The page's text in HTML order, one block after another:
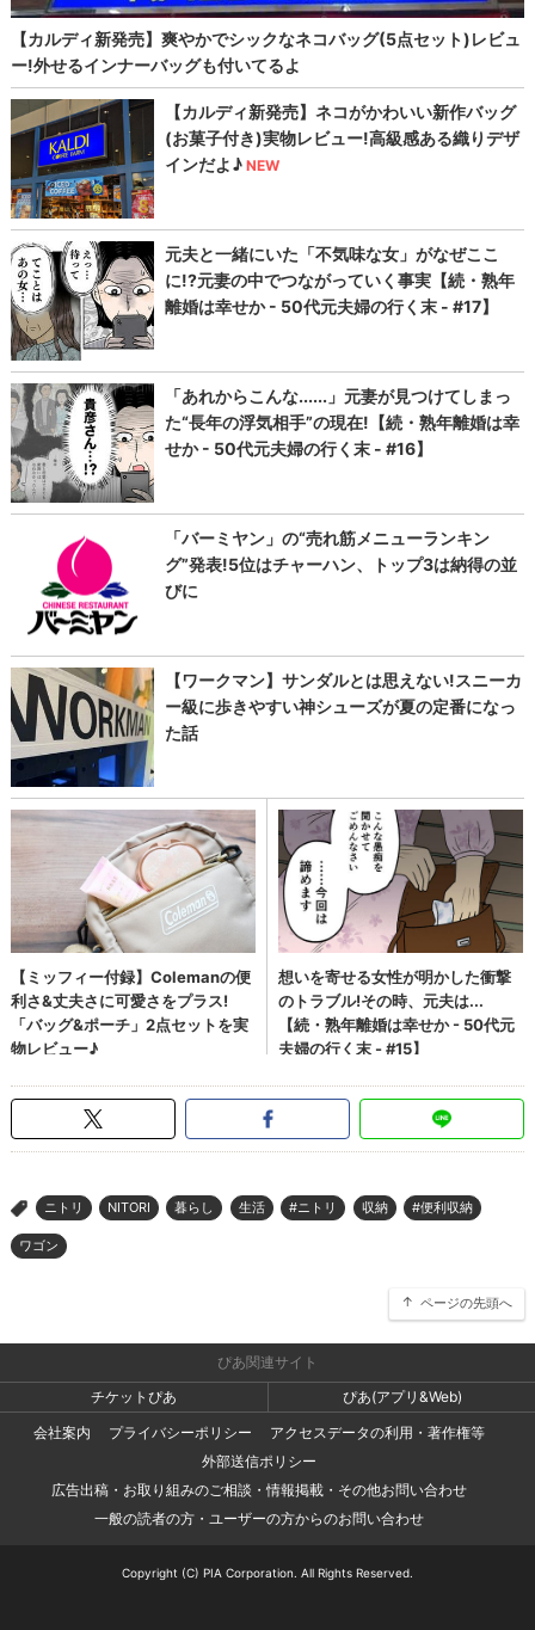
> ニトリ NITORI 暮らし 生活 #ニトリ 収納 #便利収納
ワゴン
ページの先頭へ
ぴあ関連サイト
チケットぴあ
ぴあ(アプリ&Web)
会社案内
プライバシーポリシー
アクセスデータの利用・著作権等
外部送信ポリシー
広告出稿・お取り組みのご相談・情報掲載・その他お問い合わせ
一般の読者の方・ユーザーの方からのお問い合わせ
Copyright (C) PIA Corporation. All Rights Reserved.